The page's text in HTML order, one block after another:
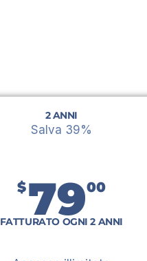
2 ANNI
Salva 39%
$7900
FATTURATO OGNI 2 ANNI